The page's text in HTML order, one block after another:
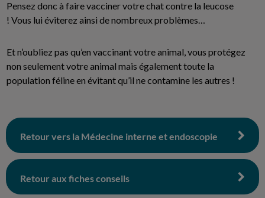
Pensez donc à faire vacciner votre chat contre la leucose
! Vous lui éviterez ainsi de nombreux problèmes…
Et n’oubliez pas qu’en vaccinant votre animal, vous protégez
non seulement votre animal mais également toute la
population féline en évitant qu’il ne contamine les autres !
Retour vers la Médecine interne et endoscopie
Retour aux fiches conseils